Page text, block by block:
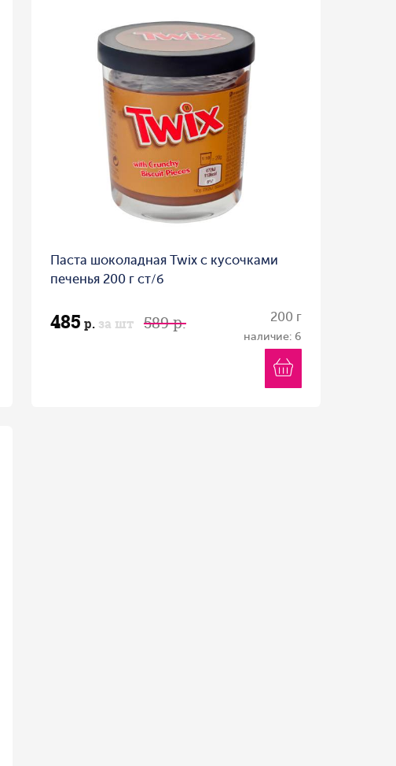
Паста шоколадная Twix с кусочками
печенья 200 г ст/б
485 р. за шт 589 р. 200 г
наличие: 6